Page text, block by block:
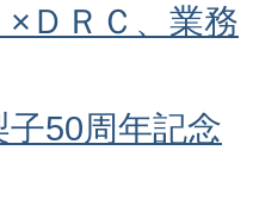
×ＤＲＣ、業務
子50周年記念